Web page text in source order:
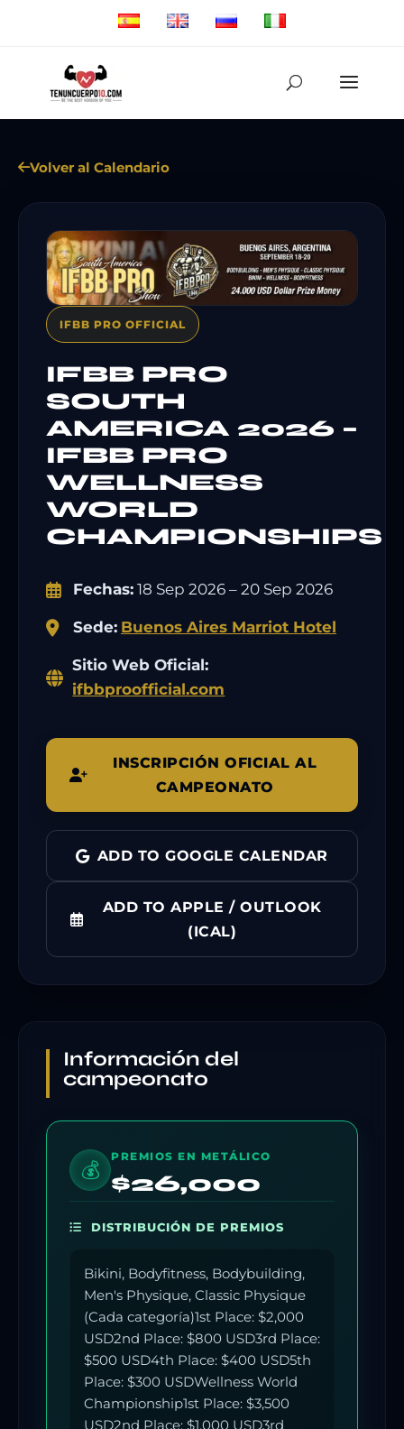
Volver al Calendario
IFBB PRO OFFICIAL
IFBB PRO
SOUTH
AMERICA 2026 –
IFBB PRO
WELLNESS
WORLD
CHAMPIONSHIPS
Fechas: 18 Sep 2026 – 20 Sep 2026
Sede: Buenos Aires Marriot Hotel
Sitio Web Oficial:
ifbbproofficial.com
INSCRIPCIÓN OFICIAL AL
CAMPEONATO
ADD TO GOOGLE CALENDAR
ADD TO APPLE / OUTLOOK
(ICAL)
Información del
campeonato
💰
PREMIOS EN METÁLICO
$26,000
DISTRIBUCIÓN DE PREMIOS
Bikini, Bodyfitness, Bodybuilding,
Men's Physique, Classic Physique
(Cada categoría)1st Place: $2,000
USD2nd Place: $800 USD3rd Place:
$500 USD4th Place: $400 USD5th
Place: $300 USDWellness World
Championship1st Place: $3,500
USD2nd Place: $1,000 USD3rd